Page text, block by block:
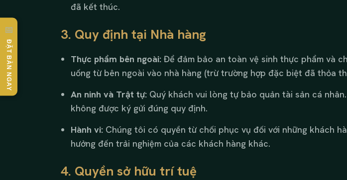
📅
ĐẶT BÀN NGAY
đã kết thúc.
3. Quy định tại Nhà hàng
Thực phẩm bên ngoài: Để đảm bảo an toàn vệ sinh thực phẩm và
uống từ bên ngoài vào nhà hàng (trừ trường hợp đặc biệt đã thỏa
An ninh và Trật tự: Quý khách vui lòng tự bảo quản tài sản cá
không được ký gửi đúng quy định.
Hành vi: Chúng tôi có quyền từ chối phục vụ đối với những khách
hưởng đến trải nghiệm của các khách hàng khác.
4. Quyền sở hữu trí tuệ